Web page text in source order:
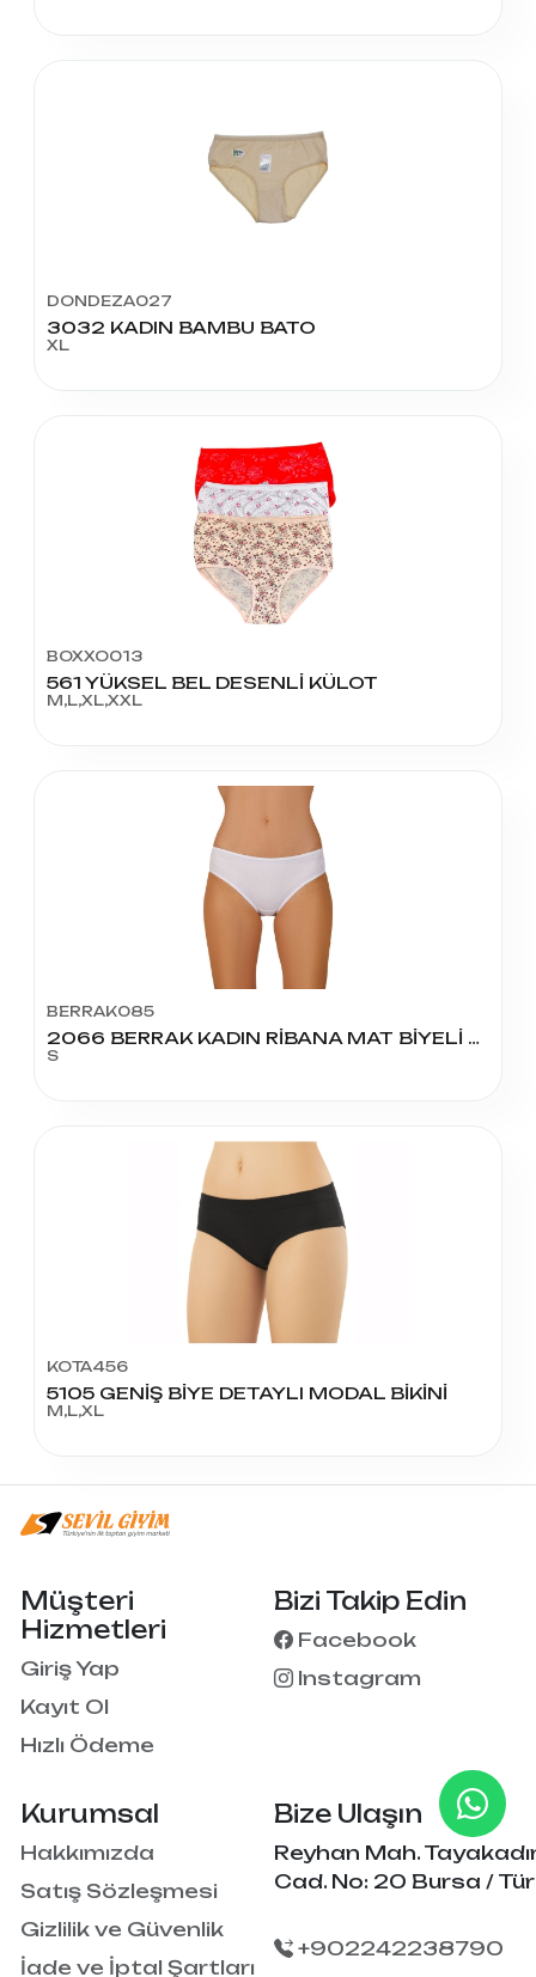
DONDEZA027
3032 KADIN BAMBU BATO
XL
BOXXO013
561 YÜKSEL BEL DESENLİ KÜLOT
M,L,XL,XXL
BERRAK085
2066 BERRAK KADIN RİBANA MAT BİYELİ BATO S BEDEN
S
KOTA456
5105 GENİŞ BİYE DETAYLI MODAL BİKİNİ
M,L,XL
Kurumsal
Hakkımızda
Satış Sözleşmesi
Gizlilik ve Güvenlik
İade ve İptal Şartları
Müşteri
Hizmetleri
Giriş Yap
Kayıt Ol
Hızlı Ödeme
Bizi Takip Edin
Facebook
Instagram
Bize Ulaşın
Reyhan Mah.
Cad. No: 20 Bursa /
+902242238790